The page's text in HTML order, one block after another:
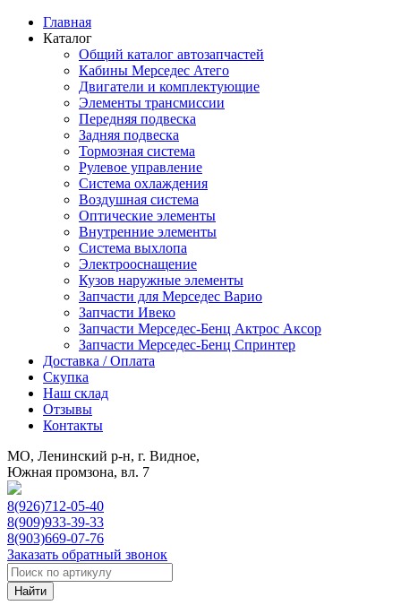
Главная
Каталог
Общий каталог автозапчастей
Кабины Мерседес Атего
Двигатели и комплектующие
Элементы трансмиссии
Передняя подвеска
Задняя подвеска
Тормозная сиcтема
Рулевое управление
Система охлаждения
Воздушная система
Оптические элементы
Внутренние элементы
Система выхлопа
Электрооснащение
Кузов наружные элементы
Запчасти для Мерседес Варио
Запчасти Ивеко
Запчасти Мерседес-Бенц Актрос Аксор
Запчасти Мерседес-Бенц Спринтер
Доставка / Оплата
Скупка
Наш склад
Отзывы
Контакты
МО, Ленинский р-н, г. Видное,
Южная промзона, вл. 7
8(926)712-05-40
8(909)933-39-33
8(903)669-07-76
Заказать обратный звонок